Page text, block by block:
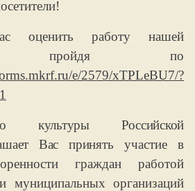
оценить работу нашей
пройдя по
e/2579/xTPLeBU7/?
культуры Российской
Вас принять участие в
граждан работой
муниципальных организаций